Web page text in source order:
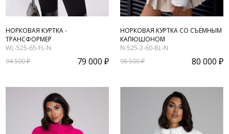
НОРКОВАЯ КУРТКА -
ТРАНСФОРМЕР
WL-525-65-FL-N
94 500 ₽
79 000 ₽
НОРКОВАЯ КУРТКА СО СЪЁМНЫМ
КАПЮШОНОМ
N-525-2-60-BL-N
98 500 ₽
80 000 ₽